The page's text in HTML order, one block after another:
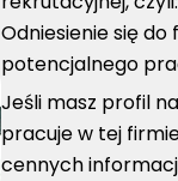
Odniesienie się
potencjalnego
Jeśli masz profil
pracuje w tej
cennych